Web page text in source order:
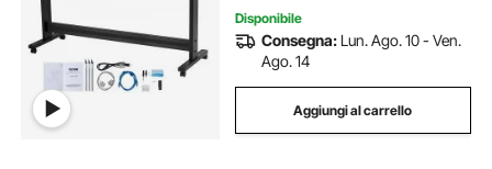
Disponibile
Consegna: Lun. Ago. 10 - Ven.
Ago. 14
Aggiungi al carrello